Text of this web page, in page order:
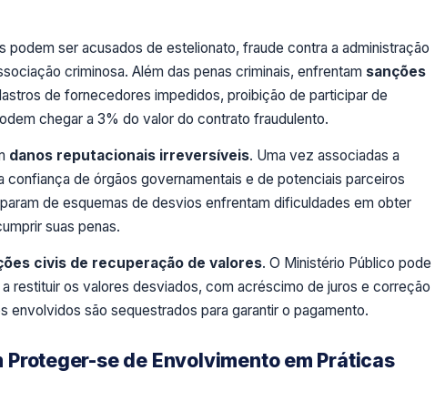
podem ser acusados de estelionato, fraude contra a administração
criminosa. Além das penas criminais, enfrentam sanções
de fornecedores impedidos, proibição de participar de
chegar a 3% do valor do contrato fraudulento.
danos reputacionais irreversíveis. Uma vez associadas a
de órgãos governamentais e de potenciais parceiros
de esquemas de desvios enfrentam dificuldades em obter
suas penas.
civis de recuperação de valores. O Ministério Público pode
restituir os valores desviados, com acréscimo de juros e correção
envolvidos são sequestrados para garantir o pagamento.
Proteger-se de Envolvimento em Práticas